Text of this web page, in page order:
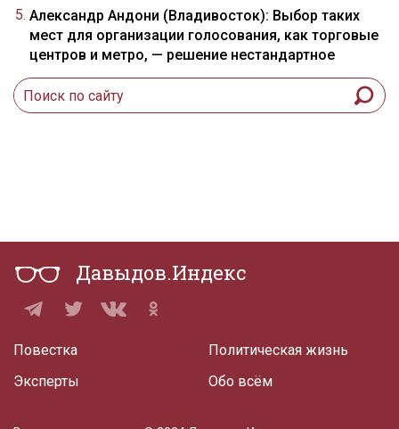
Александр Андони (Владивосток): Выбор таких
мест для организации голосования, как торговые
центров и метро, — решение нестандартное
Давыдов.Индекс
Повестка
Эксперты
Политическая жизнь
Обо всём